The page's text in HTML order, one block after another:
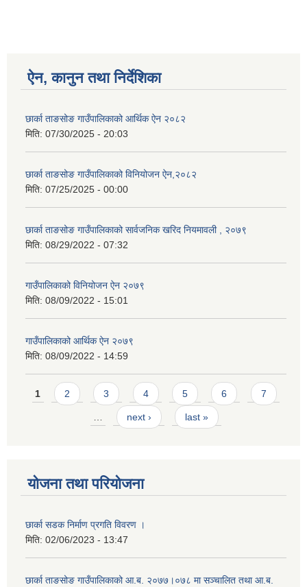
ऐन, कानुन तथा निर्देशिका
छार्का ताङसोङ गाउँपालिकाको आर्थिक ऐन २०८२
मिति: 07/30/2025 - 20:03
छार्का ताङसोङ गाउँपालिकाको विनियोजन ऐन,२०८२
मिति: 07/25/2025 - 00:00
छार्का ताङसोङ गाउँपालिकाको सार्वजनिक खरिद नियमावली , २०७९
मिति: 08/29/2022 - 07:32
गाउँपालिकाको विनियोजन ऐन २०७९
मिति: 08/09/2022 - 15:01
गाउँपालिकाको आर्थिक ऐन २०७९
मिति: 08/09/2022 - 14:59
Pages
1 2 3 4 5 6 7
next › last »
योजना तथा परियोजना
छार्का सडक निर्माण प्रगति विवरण ।
मिति: 02/06/2023 - 13:47
छार्का ताङसोङ गाउँपालिकाको आ.ब. २०७७।०७८ मा सञ्चालित तथा आ.ब.